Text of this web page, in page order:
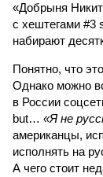
«Добрыня
с хештегами #3
набирают
Понятно, что
Однако можно
в России
but… «Я не
американцы,
исполнять на
А чего стоит